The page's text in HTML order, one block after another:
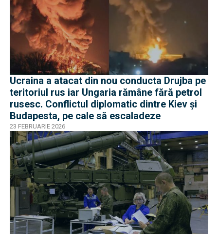
Ucraina a atacat din nou conducta Drujba pe
teritoriul rus iar Ungaria rămâne fără petrol
rusesc. Conflictul diplomatic dintre Kiev și
Budapesta, pe cale să escaladeze
23 FEBRUARIE 2026